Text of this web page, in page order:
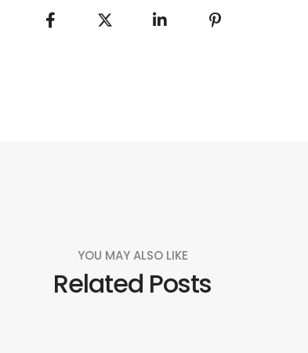
YOU MAY ALSO LIKE
Related Posts